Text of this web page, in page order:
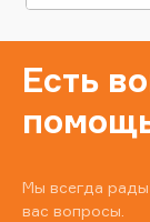
Есть
Мы всегда
вас вопросы.